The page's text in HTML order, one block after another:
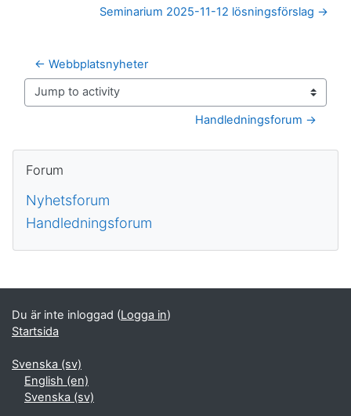
Seminarium 2025-11-12 lösningsförslag →
← Webbplatsnyheter
Jump to activity
Handledningsforum →
Block
Forum
Nyhetsforum
Handledningsforum
Kompletterande block
Du är inte inloggad (Logga in)
Startsida
Svenska ‎(sv)‎
English ‎(en)‎
Svenska ‎(sv)‎